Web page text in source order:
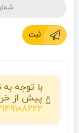
ثبت
با توجه
پیش از